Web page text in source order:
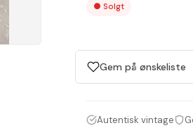
●Solgt
Gem på ønskeliste
Autentisk vintage